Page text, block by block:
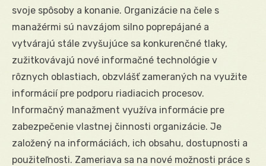
svoje spôsoby a konanie. Organizácie na čele s
manažérmi sú navzájom silno poprepájané a
vytvárajú stále zvyšujúce sa konkurenčné tlaky,
zužitkovávajú nové informačné technológie v
rôznych oblastiach, obzvlášť zameraných na využite
informácií pre podporu riadiacich procesov.
Informačný manažment využíva informácie pre
zabezpečenie vlastnej činnosti organizácie. Je
založený na informáciách, ich obsahu, dostupnosti a
použiteľnosti. Zameriava sa na nové možnosti práce s